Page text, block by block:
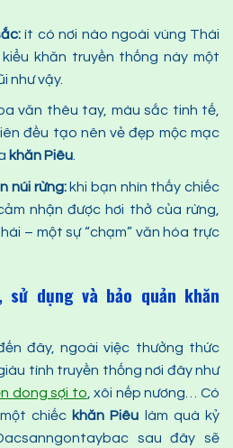
ít có nơi nào ngoài vùng Thái
khăn truyền thống này một
như vậy.
văn thêu tay, màu sắc tinh tế,
đều tạo nên vẻ đẹp mộc mạc
khăn Piêu.
núi rừng: khi bạn nhìn thấy chiếc
nhận được hơi thở của rừng,
– một sự “chạm” văn hóa trực
sử dụng và bảo quản khăn
đây, ngoài việc thưởng thức
tính truyền thống nơi đây như
dong sợi to , xôi nếp nương… Có
chiếc khăn Piêu
làm quà kỷ
sau đây sẽ